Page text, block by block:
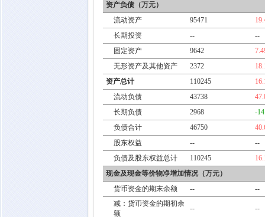
资产负债（万元）
流动资产
95471
长期投资
--
--
固定资产
9642
无形资产及其他资产
2372
资产总计
110245
流动负债
43738
长期负债
2968
-
负债合计
46750
股东权益
--
--
负债及股东权益总计
110245
现金及现金等价物净增加情况（万元）
货币资金的期末余额
--
--
减：货币资金的期初余
额
-- --